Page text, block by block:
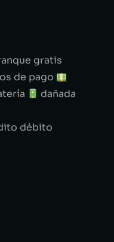
gratis
de pago
dañada
débito